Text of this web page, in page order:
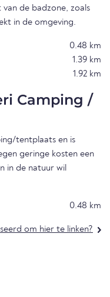
de badzone, zoals
in de omgeving.
0.48 km
1.39 km
1.92 km
Camping /
tentplaats en is
geringe kosten een
in de natuur wil
0.48 km
om hier te linken?